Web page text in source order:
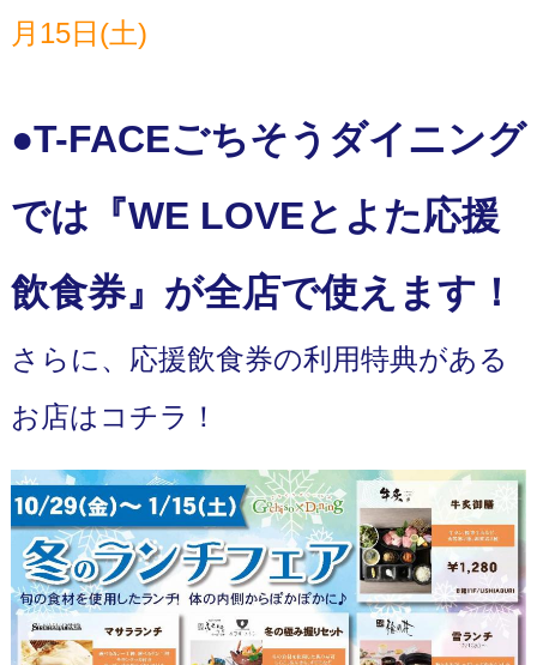
月15日(土)
●T-FACEごちそうダイニング
では『WE LOVEとよた応援
飲食券』が全店で使えます！
さらに、応援飲食券の利用特典がある
お店はコチラ！